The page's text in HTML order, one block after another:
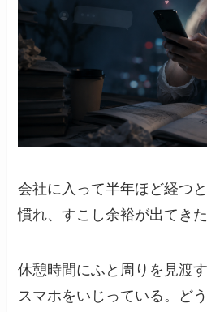
会社に入って半年ほど経つ
慣れ、すこし余裕が出てきた
休憩時間にふと周りを見渡
スマホをいじっている。ど